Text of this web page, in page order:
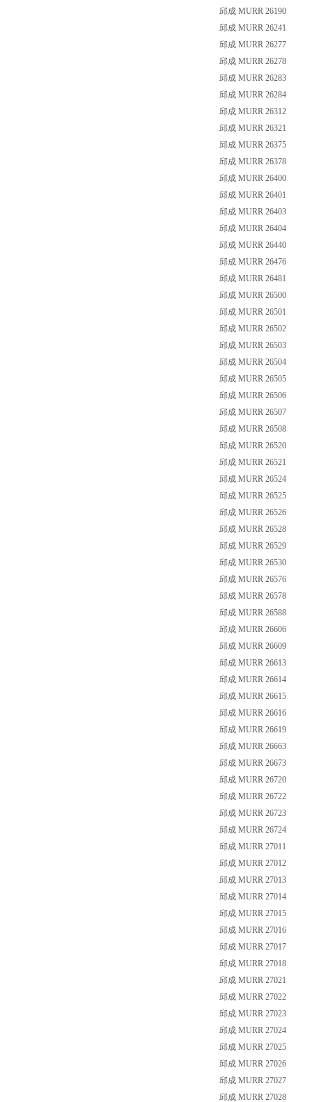
邱成 MURR 26190
邱成 MURR 26241
邱成 MURR 26277
邱成 MURR 26278
邱成 MURR 26283
邱成 MURR 26284
邱成 MURR 26312
邱成 MURR 26321
邱成 MURR 26375
邱成 MURR 26378
邱成 MURR 26400
邱成 MURR 26401
邱成 MURR 26403
邱成 MURR 26404
邱成 MURR 26440
邱成 MURR 26476
邱成 MURR 26481
邱成 MURR 26500
邱成 MURR 26501
邱成 MURR 26502
邱成 MURR 26503
邱成 MURR 26504
邱成 MURR 26505
邱成 MURR 26506
邱成 MURR 26507
邱成 MURR 26508
邱成 MURR 26520
邱成 MURR 26521
邱成 MURR 26524
邱成 MURR 26525
邱成 MURR 26526
邱成 MURR 26528
邱成 MURR 26529
邱成 MURR 26530
邱成 MURR 26576
邱成 MURR 26578
邱成 MURR 26588
邱成 MURR 26606
邱成 MURR 26609
邱成 MURR 26613
邱成 MURR 26614
邱成 MURR 26615
邱成 MURR 26616
邱成 MURR 26619
邱成 MURR 26663
邱成 MURR 26673
邱成 MURR 26720
邱成 MURR 26722
邱成 MURR 26723
邱成 MURR 26724
邱成 MURR 27011
邱成 MURR 27012
邱成 MURR 27013
邱成 MURR 27014
邱成 MURR 27015
邱成 MURR 27016
邱成 MURR 27017
邱成 MURR 27018
邱成 MURR 27021
邱成 MURR 27022
邱成 MURR 27023
邱成 MURR 27024
邱成 MURR 27025
邱成 MURR 27026
邱成 MURR 27027
邱成 MURR 27028